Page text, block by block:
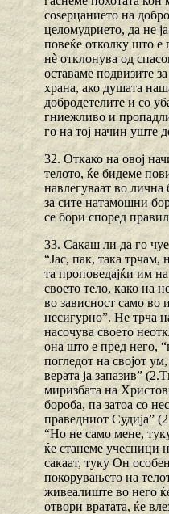
соѕерцанието на
целомудрието, да не
повеќе отколку што
нѐ отклонува од
оставаме подвизите
храна, ако душата
добродетелите и со
гниежливо и
го на тој начин уште
32. Откако на овој
телото, ќе бидеме
навлегуваат во
за сите натамошни
се бори според
33. Сакаш ли да го
“Јас, пак, така трчам,
та проповедајќи им
своето тело, како на
во зависност само во
несигурно”. Не трча
насочува своето
она што е пред него,
погледот на својот
верата ја запазив”
миризбата на
бороба, па затоа со
праведниот Судија”
“Но не само мене,
ќе станеме учесници
сакаат, туку Он
покорувањето на
живеалиште во него
отвори вратата, ќе